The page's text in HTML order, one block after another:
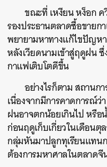
ขณะที่ เหงียน หง็อก
รองประธานตลาดซื้อขายก
พยายามหาทางแก้ไขปัญห
หลังเวียดนามเข้าสู่ฤดูฝน
กาแฟเติบโตดีขึ้น
อย่างไรก็ตาม สถาน
เนื่องจากมีการคาดการณ์ว่
ฝนอาจตกน้อยเกินไป หรือ
ก่อนฤดูเก็บเกี่ยวในเดือน
กลุ่มหันมาปลูกทุเรียนแทน
ต้องการมหาศาลในตลาดจี